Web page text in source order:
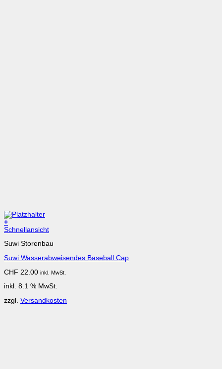
+
Schnellansicht
Suwi Storenbau
Suwi Wasserabweisendes Baseball Cap
CHF 22.00 inkl. MwSt.
inkl. 8.1 % MwSt.
zzgl. Versandkosten